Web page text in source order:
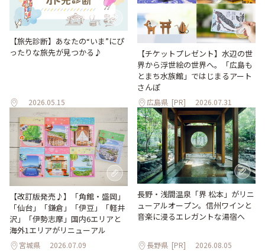
【旅先診断】あなたの“いま”にぴ
ったりな旅先が見つかる♪
2026.05.15
【チケットプレゼント】水辺の世
界から浮世絵の世界へ。「広島も
とまち水族館」ではじまるアート
さんぽ
広島県 [PR] 2026.07.31
【改訂版発売♪】「角館・盛岡」
「仙台」「鎌倉」「伊豆」「軽井
沢」「伊勢志摩」国内6エリアと
海外1エリアがリニューアル
宮城県 2026.07.09
長野・浅間温泉「界 松本」がリニ
ューアルオープン。信州ワインと
音楽に浸るエレガントな湯宿へ
長野県 [PR] 2026.08.05